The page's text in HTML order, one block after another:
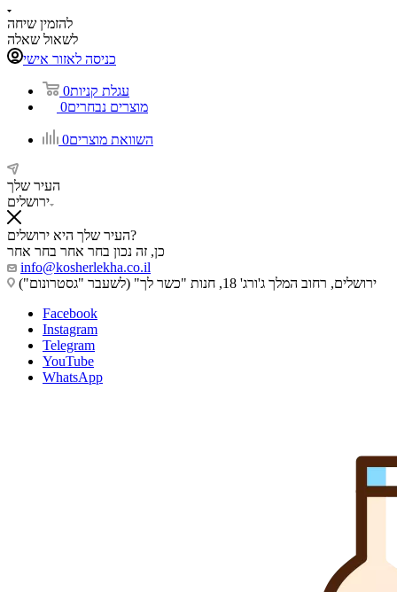
להזמין שיחה
לשאול שאלה
כניסה לאזור אישי
עגלת קניות0
מוצרים נבחרים0
השוואת מוצרים0
העיר שלך
ירושלים
העיר שלך היא ירושלים?
כן, זה נכון בחר אחר בחר אחר
info@kosherlekha.co.il
ירושלים, רחוב המלך ג'ורג' 18, חנות "כשר לך" (לשעבר "גסטרונום")
Facebook
Instagram
Telegram
YouTube
WhatsApp